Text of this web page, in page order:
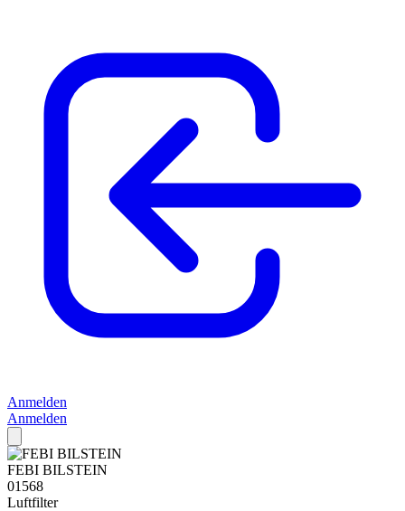
Anmelden
Anmelden
FEBI BILSTEIN
01568
Luftfilter